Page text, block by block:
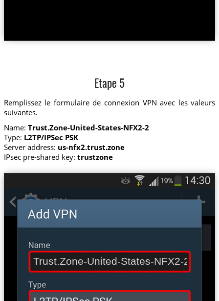
Etape 5
Remplissez le formulaire de connexion VPN avec les valeurs
suivantes.
Name: Trust.Zone-United-States-NFX2-2
Type: L2TP/IPSec PSK
Server address: us-nfx2.trust.zone
IPsec pre-shared key: trustzone
Trust.Zone-United-States-NFX2-2